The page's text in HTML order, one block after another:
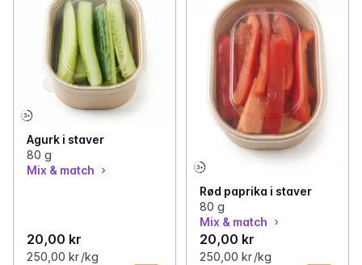
Agurk i staver
80 g
Mix & match
20,00 kr
250,00 kr /kg
Rød paprika i staver
80 g
Mix & match
20,00 kr
250,00 kr /kg